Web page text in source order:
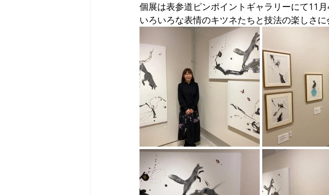
個展は表参道ピンポイントギャラリーにて11月
いろいろな表情のキツネたちと技法の楽しさに